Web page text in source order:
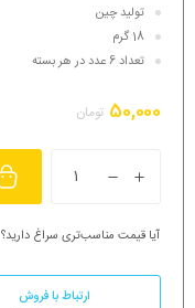
تولید چین
18 گرم
تعداد 6 عدد در هر بسته
50,000 تومان
آیا قیمت مناسب‌تری سراغ دارید؟
ارتباط با فروش